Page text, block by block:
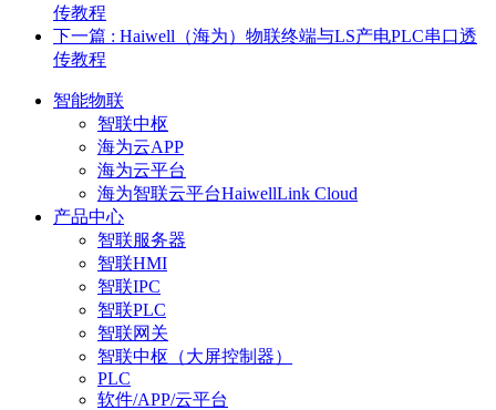
传教程
下一篇 : Haiwell（海为）物联终端与LS产电PLC串口透
传教程
智能物联
智联中枢
海为云APP
海为云平台
海为智联云平台HaiwellLink Cloud
产品中心
智联服务器
智联HMI
智联IPC
智联PLC
智联网关
智联中枢（大屏控制器）
PLC
软件/APP/云平台